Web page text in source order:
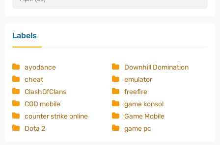
Labels
ayodance
cheat
ClashOfClans
COD mobile
counter strike online
Dota 2
Downhill Domination
emulator
freefire
game konsol
Game Mobile
game pc